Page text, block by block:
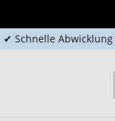
✔ Schnelle Abwicklung